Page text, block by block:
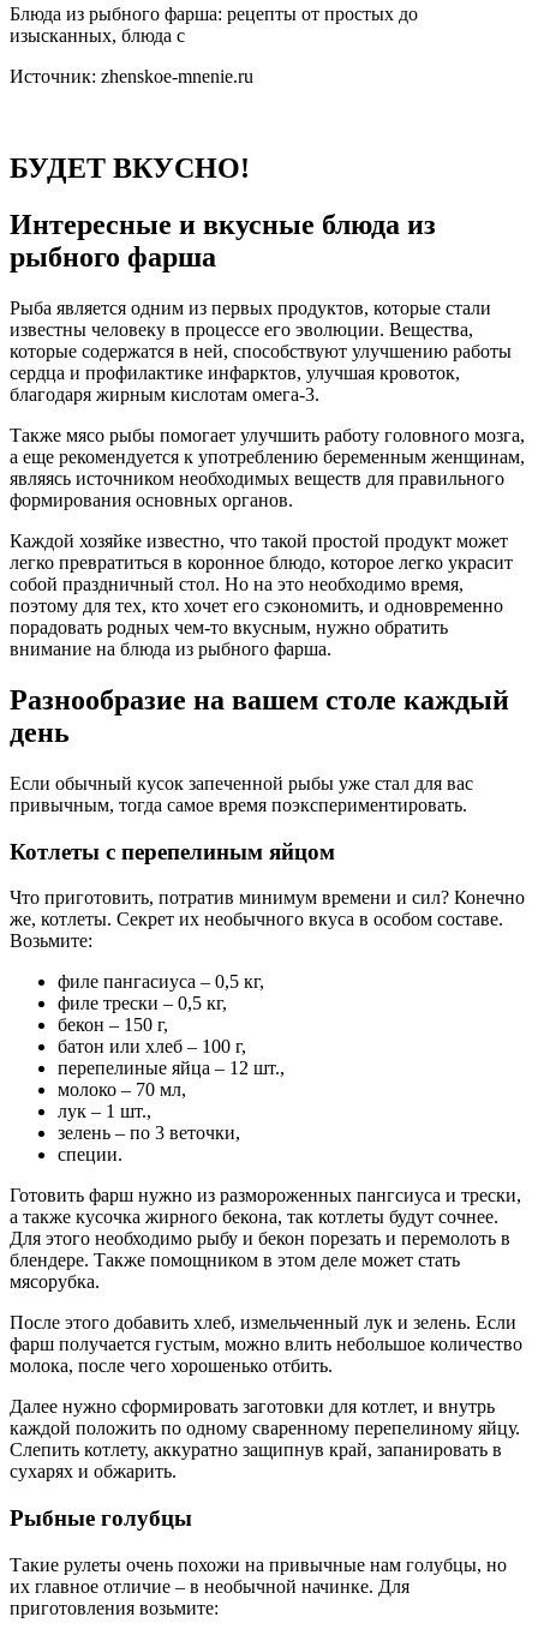
Блюда из рыбного фарша: рецепты от простых до
изысканных, блюда с
Источник: zhenskoe-mnenie.ru
БУДЕТ ВКУСНО!
Интересные и вкусные блюда из
рыбного фарша
Рыба является одним из первых продуктов, которые стали
известны человеку в процессе его эволюции. Вещества,
которые содержатся в ней, способствуют улучшению работы
сердца и профилактике инфарктов, улучшая кровоток,
благодаря жирным кислотам омега-3.
Также мясо рыбы помогает улучшить работу головного мозга,
а еще рекомендуется к употреблению беременным женщинам,
являясь источником необходимых веществ для правильного
формирования основных органов.
Каждой хозяйке известно, что такой простой продукт может
легко превратиться в коронное блюдо, которое легко украсит
собой праздничный стол. Но на это необходимо время,
поэтому для тех, кто хочет его сэкономить, и одновременно
порадовать родных чем-то вкусным, нужно обратить
внимание на блюда из рыбного фарша.
Разнообразие на вашем столе каждый
день
Если обычный кусок запеченной рыбы уже стал для вас
привычным, тогда самое время поэкспериментировать.
Котлеты с перепелиным яйцом
Что приготовить, потратив минимум времени и сил? Конечно
же, котлеты. Секрет их необычного вкуса в особом составе.
Возьмите:
филе пангасиуса – 0,5 кг,
филе трески – 0,5 кг,
бекон – 150 г,
батон или хлеб – 100 г,
перепелиные яйца – 12 шт.,
молоко – 70 мл,
лук – 1 шт.,
зелень – по 3 веточки,
специи.
Готовить фарш нужно из размороженных пангсиуса и трески,
а также кусочка жирного бекона, так котлеты будут сочнее.
Для этого необходимо рыбу и бекон порезать и перемолоть в
блендере. Также помощником в этом деле может стать
мясорубка.
После этого добавить хлеб, измельченный лук и зелень. Если
фарш получается густым, можно влить небольшое количество
молока, после чего хорошенько отбить.
Далее нужно сформировать заготовки для котлет, и внутрь
каждой положить по одному сваренному перепелиному яйцу.
Слепить котлету, аккуратно защипнув край, запанировать в
сухарях и обжарить.
Рыбные голубцы
Такие рулеты очень похожи на привычные нам голубцы, но
их главное отличие – в необычной начинке. Для
приготовления возьмите: